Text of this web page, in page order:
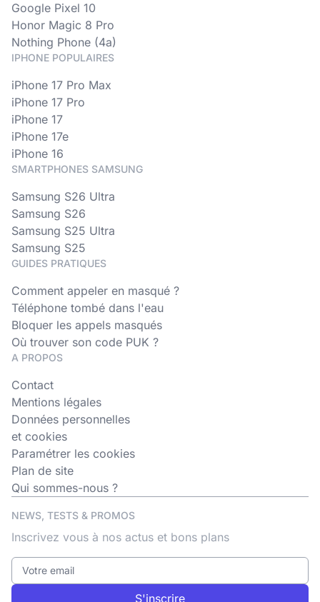
Google Pixel 10
Honor Magic 8 Pro
Nothing Phone (4a)
IPHONE POPULAIRES
iPhone 17 Pro Max
iPhone 17 Pro
iPhone 17
iPhone 17e
iPhone 16
SMARTPHONES SAMSUNG
Samsung S26 Ultra
Samsung S26
Samsung S25 Ultra
Samsung S25
GUIDES PRATIQUES
Comment appeler en masqué ?
Téléphone tombé dans l'eau
Bloquer les appels masqués
Où trouver son code PUK ?
A PROPOS
Contact
Mentions légales
Données personnelles
et cookies
Paramétrer les cookies
Plan de site
Qui sommes-nous ?
NEWS, TESTS & PROMOS
Inscrivez vous à nos actus et bons plans
S'inscrire